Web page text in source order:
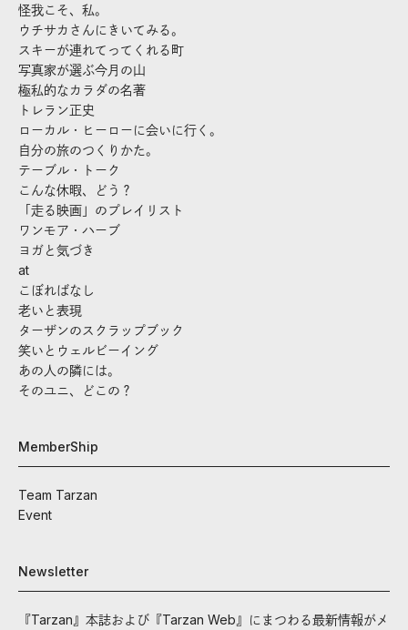
怪我こそ、私。
ウチサカさんにきいてみる。
スキーが連れてってくれる町
写真家が選ぶ今月の山
極私的なカラダの名著
トレラン正史
ローカル・ヒーローに会いに行く。
自分の旅のつくりかた。
テーブル・トーク
こんな休暇、どう？
「走る映画」のプレイリスト
ワンモア・ハーブ
ヨガと気づき
at
こぼればなし
老いと表現
ターザンのスクラップブック
笑いとウェルビーイング
あの人の隣には。
そのユニ、どこの？
MemberShip
Team Tarzan
Event
Newsletter
『Tarzan』本誌および『Tarzan Web』にまつわる最新情報がメ